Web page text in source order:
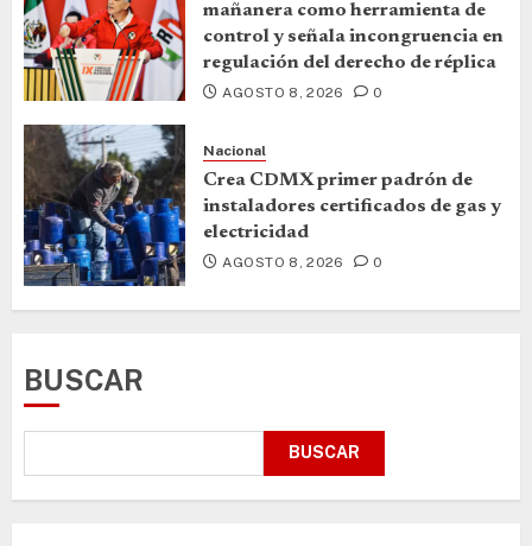
mañanera como herramienta de
control y señala incongruencia en
regulación del derecho de réplica
AGOSTO 8, 2026 0
Nacional
Crea CDMX primer padrón de
instaladores certificados de gas y
electricidad
AGOSTO 8, 2026 0
BUSCAR
BUSCAR